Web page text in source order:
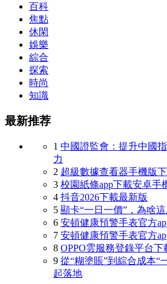
百科
焦點
休閑
娛樂
綜合
探索
時尚
知識
最新推荐
1 中國證監會：提升中國
力
2 超級數據查看器手機版
3 校園紙條app下載安卓手
4 抖音2026下載最新版
5 顯卡“一日一價”，為啥
6 安頓健康預警手表官方
7 安頓健康預警手表官方
8 OPPO雲服務登錄平台下
9 從“糊塗賬”到綜合成本“
起落地